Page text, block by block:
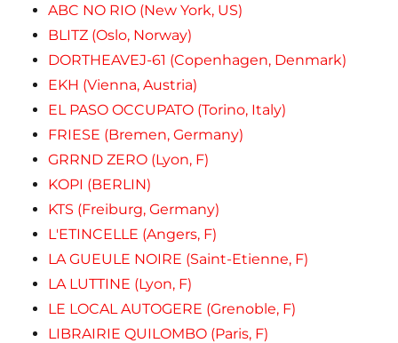
ABC NO RIO (New York, US)
BLITZ (Oslo, Norway)
DORTHEAVEJ-61 (Copenhagen, Denmark)
EKH (Vienna, Austria)
EL PASO OCCUPATO (Torino, Italy)
FRIESE (Bremen, Germany)
GRRND ZERO (Lyon, F)
KOPI (BERLIN)
KTS (Freiburg, Germany)
L'ETINCELLE (Angers, F)
LA GUEULE NOIRE (Saint-Etienne, F)
LA LUTTINE (Lyon, F)
LE LOCAL AUTOGERE (Grenoble, F)
LIBRAIRIE QUILOMBO (Paris, F)